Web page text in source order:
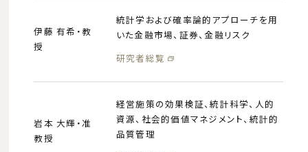
伊藤 有希・教
授
統計学および確率論的アプローチを用
いた金融市場、証券、金融リスク
研究者総覧
岩本 大輝・准
教授
経営施策の効果検証、統計科学、人的
資源、社会的価値マネジメント、統計的
品質管理